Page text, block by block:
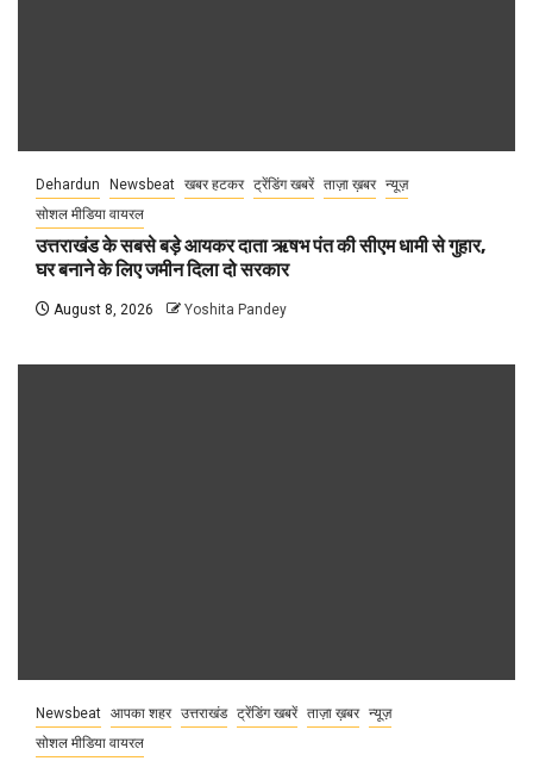
Dehardun Newsbeat खबर हटकर ट्रेंडिंग खबरें ताज़ा ख़बर न्यूज़
सोशल मीडिया वायरल
उत्तराखंड के सबसे बड़े आयकर दाता ऋषभ पंत की सीएम धामी से गुहार,
घर बनाने के लिए जमीन दिला दो सरकार
August 8, 2026 Yoshita Pandey
Newsbeat आपका शहर उत्तराखंड ट्रेंडिंग खबरें ताज़ा ख़बर न्यूज़
सोशल मीडिया वायरल